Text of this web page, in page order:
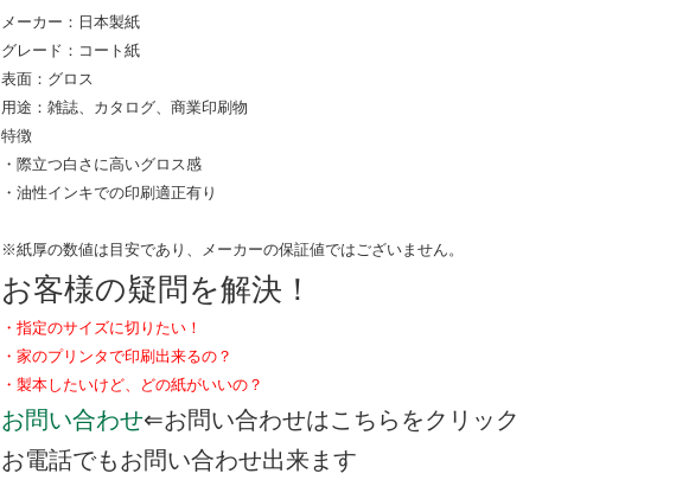
メーカー：日本製紙
グレード：コート紙
表面：グロス
用途：雑誌、カタログ、商業印刷物
特徴
・際立つ白さに高いグロス感
・油性インキでの印刷適正有り
※紙厚の数値は目安であり、メーカーの保証値ではございません。
お客様の疑問を解決！
・指定のサイズに切りたい！
・家のプリンタで印刷出来るの？
・製本したいけど、どの紙がいいの？
お問い合わせ⇐お問い合わせはこちらをクリック
お電話でもお問い合わせ出来ます